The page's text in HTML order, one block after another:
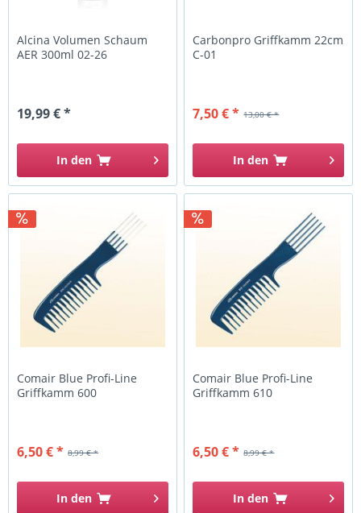
Alcina Volumen Schaum
AER 300ml 02-26
19,99 € *
In den
Carbonpro Griffkamm 22cm
C-01
13,00 € *
7,50 € *
In den
Comair Blue Profi-Line
Griffkamm 600
8,99 € *
6,50 € *
In den
Comair Blue Profi-Line
Griffkamm 610
8,99 € *
6,50 € *
In den